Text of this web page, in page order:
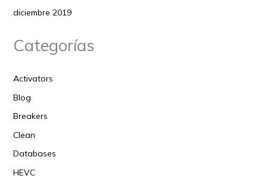
diciembre 2019
Categorías
Activators
Blog
Breakers
Clean
Databases
HEVC